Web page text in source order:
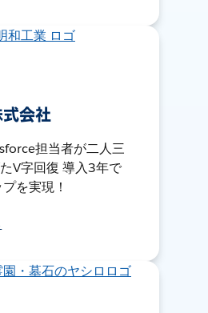
会社
担当者が二人三
V字回復 導入3年で
を実現！